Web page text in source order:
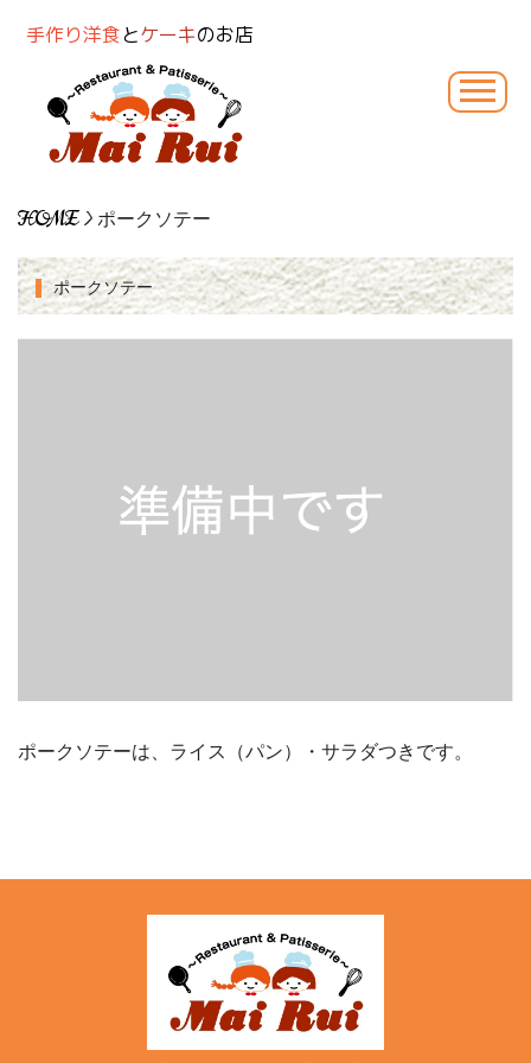
手作り洋食とケーキのお店
HOME> ポークソテー
ポークソテー
ポークソテーは、ライス（パン）・サラダつきです。